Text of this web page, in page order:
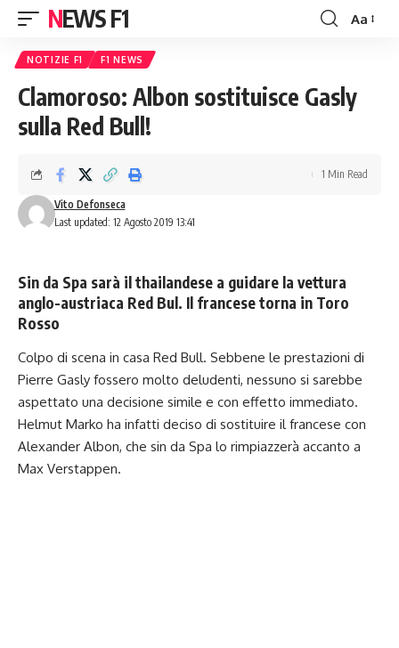
NEWS F1
Font
Aa
NOTIZIE F1 F1 NEWS
Clamoroso: Albon sostituisce Gasly
sulla Red Bull!
Last updated: 12 Agosto 2019 13:41
Vito Defonseca
1 Min Read
Sin da Spa sarà il thailandese a guidare la vettura
anglo-austriaca Red Bul. Il francese torna in Toro
Rosso
Colpo di scena in casa Red Bull. Sebbene le prestazioni di
Pierre Gasly fossero molto deludenti, nessuno si sarebbe
aspettato una decisione simile e con effetto immediato.
Helmut Marko ha infatti deciso di sostituire il francese con
Alexander Albon, che sin da Spa lo rimpiazzerà accanto a
Max Verstappen.